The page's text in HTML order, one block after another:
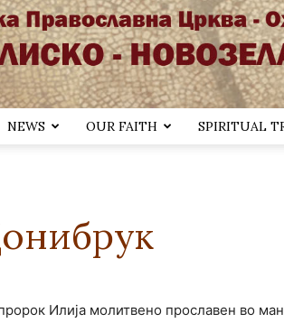
NEWS OUR FAITH SPIRITUAL
Илија молитвено прославен во